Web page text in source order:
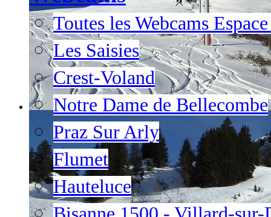
Toutes les Webcams
Les Saisies
Crest-Voland
Notre Dame de Bellecombe
Praz Sur Arly
Flumet
Hauteluce